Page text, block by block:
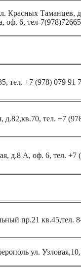
Красных Таманцев,
оф. 6, тел-
тел. +7 (978) 079 91
д.82,кв.70, тел. +7
д.8 А, оф. 6, тел. +7
пр.21 кв.45,тел.
ул.